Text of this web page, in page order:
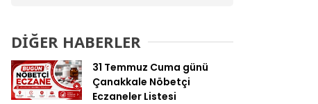
DİĞER HABERLER
31 Temmuz Cuma günü
Çanakkale Nöbetçi
Eczaneler Listesi